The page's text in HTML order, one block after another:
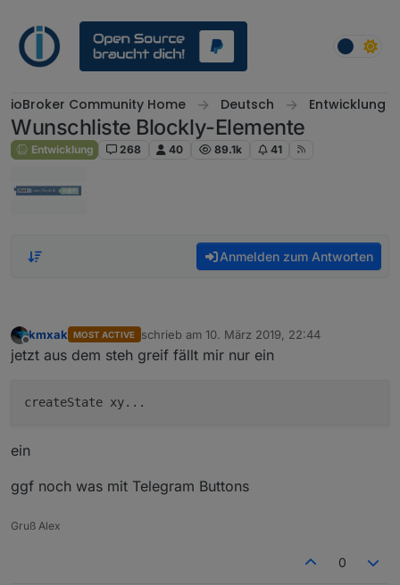
ioBroker Community Home Deutsch Entwicklung
Wunschliste Blockly-Elemente
Entwicklung 268 40 89.1k 41
Anmelden zum Antworten
Offline
kmxak MOST ACTIVE schrieb am 10. März 2019, 22:44
zuletzt editiert von
jetzt aus dem steh greif fällt mir nur ein
ein
ggf noch was mit Telegram Buttons
Gruß Alex
0